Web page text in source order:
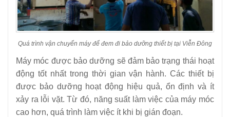
Quá trình vận chuyển máy để đem đi bảo dưỡng thiết bị tại Viễn Đông
Máy móc được bảo dưỡng sẽ đảm bảo trạng thái hoạt
động tốt nhất trong thời gian vận hành. Các thiết bị
được bảo dưỡng hoạt động hiệu quả, ổn định và ít
xảy ra lỗi vặt. Từ đó, năng suất làm việc của máy móc
cao hơn, quá trình làm việc ít khi bị gián đoạn.